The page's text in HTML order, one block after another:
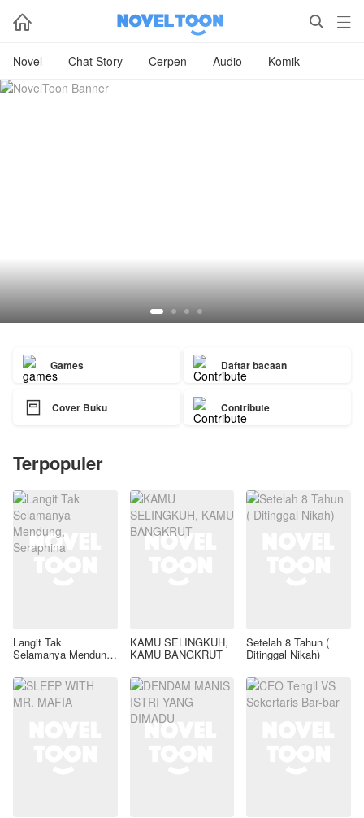
  
Novel Chat Story Cerpen Audio Komik
Games Daftar bacaan
 Cover Buku Contribute
Terpopuler
Langit Tak
Selamanya Mendung,
KAMU SELINGKUH,
KAMU BANGKRUT
Setelah 8 Tahun (
Ditinggal Nikah)